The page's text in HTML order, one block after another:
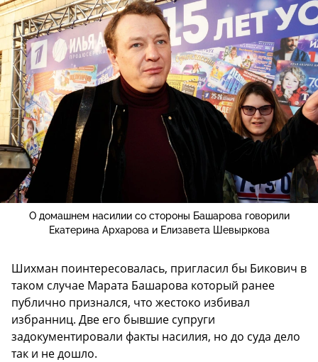
О домашнем насилии со стороны Башарова говорили
Екатерина Архарова и Елизавета Шевыркова
Шихман поинтересовалась, пригласил бы Бикович в
таком случае Марата Башарова который ранее
публично признался, что жестоко избивал
избранниц. Две его бывшие супруги
задокументировали факты насилия, но до суда дело
так и не дошло.